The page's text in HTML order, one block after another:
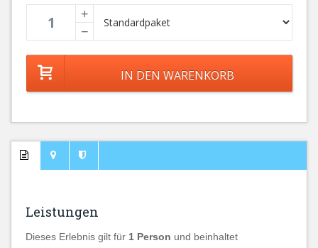
+
−
Leistungen
Dieses Erlebnis gilt für 1 Person und beinhaltet